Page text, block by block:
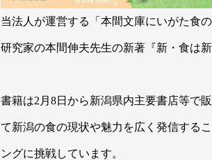
当法人が運営する「本間文庫にいがた食
研究家の本間伸夫先生の新著『新・食は
書籍は2月8日から新潟県内主要書店等で
て新潟の食の現状や魅力を広く発信する
ングに挑戦しています。